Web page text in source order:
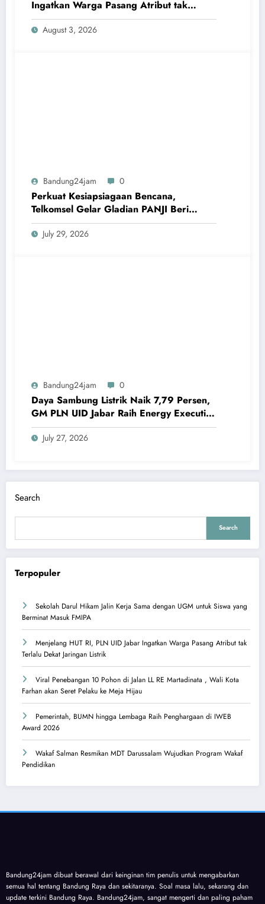
Ingatkan Warga Pasang Atribut tak
Terlalu Dekat Jaringan Listrik
August 3, 2026
Bandung24jam 0
Perkuat Kesiapsiagaan Bencana,
Telkomsel Gelar Gladian PANJI Beri
Pembekalan ke Relawan TERRA
July 29, 2026
Bandung24jam 0
Daya Sambung Listrik Naik 7,79 Persen,
GM PLN UID Jabar Raih Energy Executive
Award 2026
July 27, 2026
Search
Search
Terpopuler
Sekolah Darul Hikam Jalin Kerja Sama dengan UGM untuk Siswa yang
Berminat Masuk FMIPA
Menjelang HUT RI, PLN UID Jabar Ingatkan Warga Pasang Atribut tak
Terlalu Dekat Jaringan Listrik
Viral Penebangan 10 Pohon di Jalan LL RE Martadinata , Wali Kota
Farhan akan Seret Pelaku ke Meja Hijau
Pemerintah, BUMN hingga Lembaga Raih Penghargaan di IWEB
Award 2026
Wakaf Salman Resmikan MDT Darussalam Wujudkan Program Wakaf
Pendidikan
Bandung24jam dibuat berawal dari keinginan tim penulis untuk mengabarkan
semua hal tentang Bandung Raya dan sekitaranya. Soal masa lalu, sekarang dan
update terkini Bandung Raya. Bandung24jam, sangat mengerti dan paling paham